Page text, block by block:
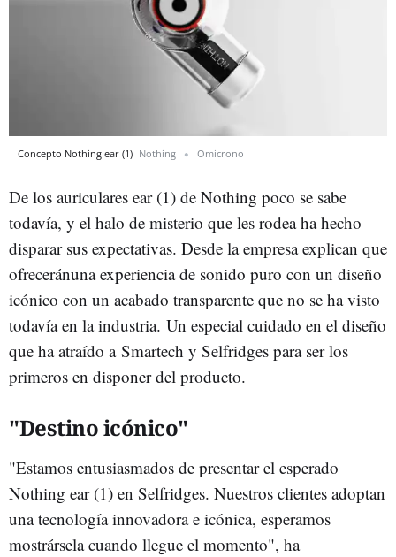
Concepto Nothing ear (1) Nothing Omicrono
De los auriculares ear (1) de Nothing poco se sabe
todavía, y el halo de misterio que les rodea ha hecho
disparar sus expectativas. Desde la empresa explican que
ofreceránuna experiencia de sonido puro con un diseño
icónico con un acabado transparente que no se ha visto
todavía en la industria. Un especial cuidado en el diseño
que ha atraído a Smartech y Selfridges para ser los
primeros en disponer del producto.
"Destino icónico"
"Estamos entusiasmados de presentar el esperado
Nothing ear (1) en Selfridges. Nuestros clientes adoptan
una tecnología innovadora e icónica, esperamos
mostrársela cuando llegue el momento", ha